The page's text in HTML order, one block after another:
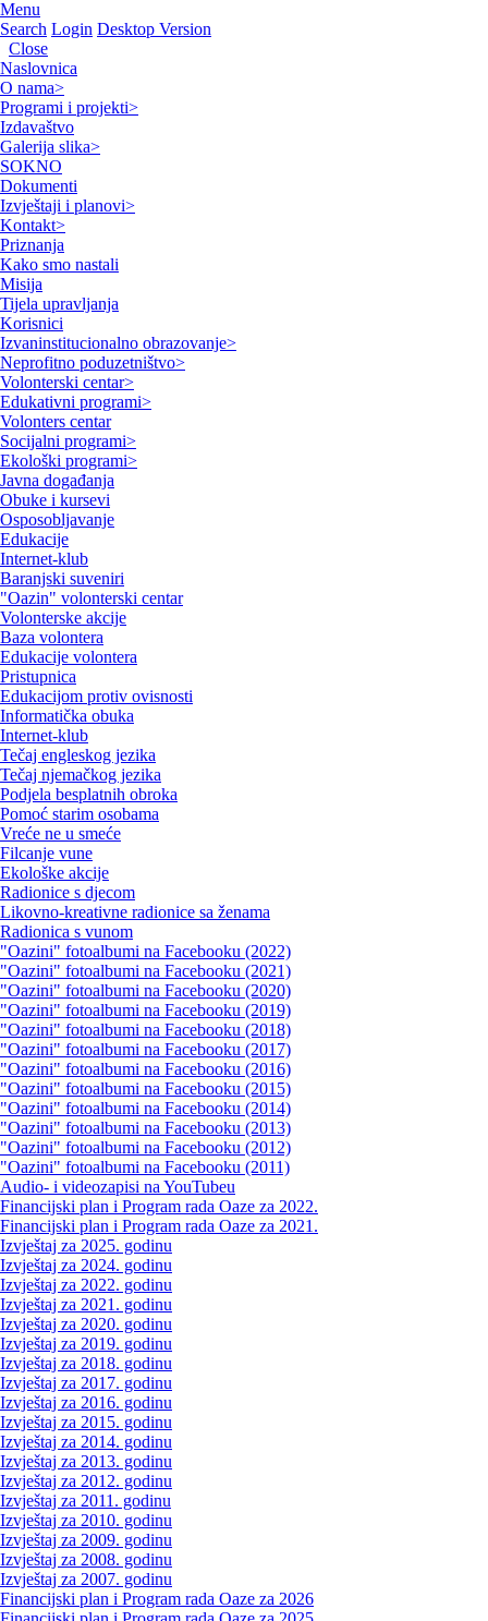
Menu
Search Login Desktop Version
Close
Naslovnica
O nama>
Programi i projekti>
Izdavaštvo
Galerija slika>
SOKNO
Dokumenti
Izvještaji i planovi>
Kontakt>
Priznanja
Kako smo nastali
Misija
Tijela upravljanja
Korisnici
Izvaninstitucionalno obrazovanje>
Neprofitno poduzetništvo>
Volonterski centar>
Edukativni programi>
Volonters centar
Socijalni programi>
Ekološki programi>
Javna događanja
Obuke i kursevi
Osposobljavanje
Edukacije
Internet-klub
Baranjski suveniri
"Oazin" volonterski centar
Volonterske akcije
Baza volontera
Edukacije volontera
Pristupnica
Edukacijom protiv ovisnosti
Informatička obuka
Internet-klub
Tečaj engleskog jezika
Tečaj njemačkog jezika
Podjela besplatnih obroka
Pomoć starim osobama
Vreće ne u smeće
Filcanje vune
Ekološke akcije
Radionice s djecom
Likovno-kreativne radionice sa ženama
Radionica s vunom
"Oazini" fotoalbumi na Facebooku (2022)
"Oazini" fotoalbumi na Facebooku (2021)
"Oazini" fotoalbumi na Facebooku (2020)
"Oazini" fotoalbumi na Facebooku (2019)
"Oazini" fotoalbumi na Facebooku (2018)
"Oazini" fotoalbumi na Facebooku (2017)
"Oazini" fotoalbumi na Facebooku (2016)
"Oazini" fotoalbumi na Facebooku (2015)
"Oazini" fotoalbumi na Facebooku (2014)
"Oazini" fotoalbumi na Facebooku (2013)
"Oazini" fotoalbumi na Facebooku (2012)
"Oazini" fotoalbumi na Facebooku (2011)
Audio- i videozapisi na YouTubeu
Financijski plan i Program rada Oaze za 2022.
Financijski plan i Program rada Oaze za 2021.
Izvještaj za 2025. godinu
Izvještaj za 2024. godinu
Izvještaj za 2022. godinu
Izvještaj za 2021. godinu
Izvještaj za 2020. godinu
Izvještaj za 2019. godinu
Izvještaj za 2018. godinu
Izvještaj za 2017. godinu
Izvještaj za 2016. godinu
Izvještaj za 2015. godinu
Izvještaj za 2014. godinu
Izvještaj za 2013. godinu
Izvještaj za 2012. godinu
Izvještaj za 2011. godinu
Izvještaj za 2010. godinu
Izvještaj za 2009. godinu
Izvještaj za 2008. godinu
Izvještaj za 2007. godinu
Financijski plan i Program rada Oaze za 2026